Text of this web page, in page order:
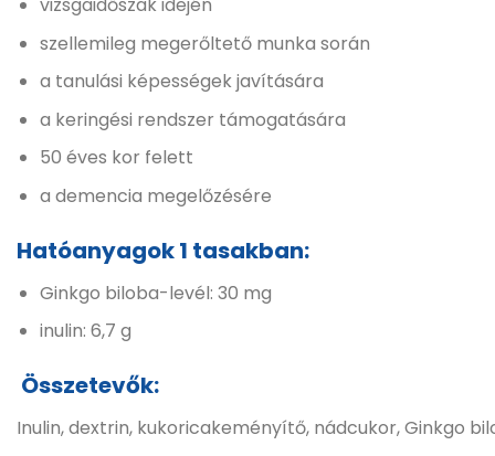
szellemileg megerőltető munka során
a tanulási képességek javítására
a keringési rendszer támogatására
50 éves kor felett
a demencia megelőzésére
Hatóanyagok 1 tasakban:
Ginkgo biloba-levél: 30 mg
inulin: 6,7 g
Összetevők:
Inulin, dextrin, kukoricakeményítő, nádcukor, Ginkgo